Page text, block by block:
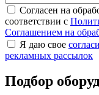
Согласен на
соответствии с
Соглашением на
Я даю свое
рекламных рассылок
Подбор